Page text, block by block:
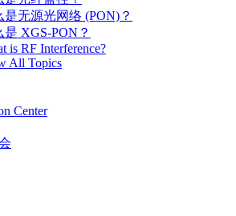
是无源光网络 (PON)？
是 XGS-PON？
is RF Interference?
All Topics
Center